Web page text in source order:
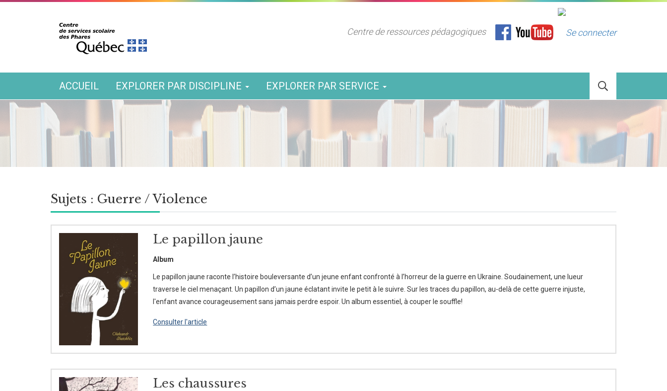
Centre de ressources pédagogiques
ACCUEIL EXPLORER PAR DISCIPLINE EXPLORER PAR SERVICE
Sujets : Guerre / Violence
Le papillon jaune
Album
Le papillon jaune raconte l’histoire bouleversante d’un jeune enfant confronté à l’horreur de la guerre en Ukraine. Soudainement, une lueur
traverse le ciel menaçant. Un papillon d’un jaune éclatant invite le petit à le suivre. Sur les traces du papillon, au-delà de cette guerre injuste,
l'enfant avance courageusement sans jamais perdre espoir. Un album essentiel, à couper le souffle!
Consulter l'article
Les chaussures